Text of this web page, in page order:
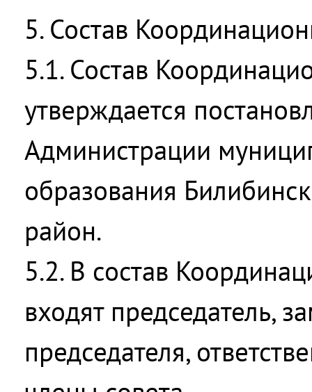
5. Состав
5.1. Состав
утверждается
Администрации
образования
район.
5.2. В состав
входят председатель,
председателя,